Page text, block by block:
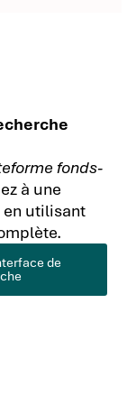
fonds-
à une
en utilisant
de